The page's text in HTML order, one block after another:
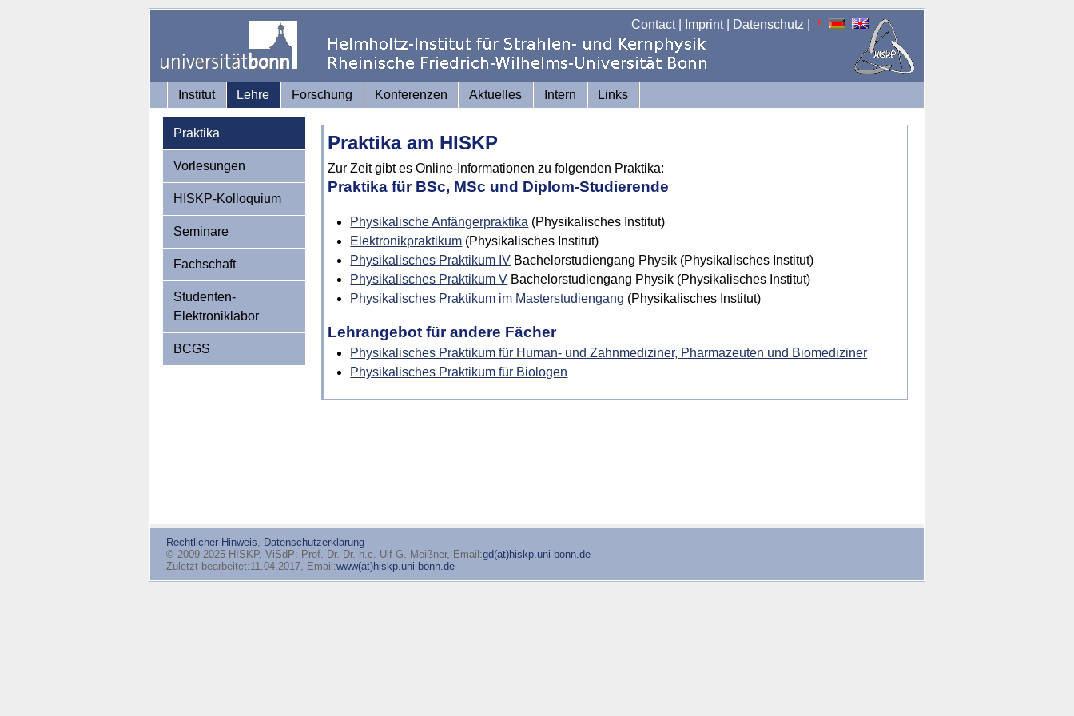
Contact| Imprint| Datenschutz
Institut Lehre Forschung Konferenzen Aktuelles Intern Links
Praktika
Vorlesungen
HISKP-Kolloquium
Seminare
Fachschaft
Studenten-
Elektroniklabor
BCGS
Praktika am HISKP
Zur Zeit gibt es Online-Informationen zu folgenden Praktika:
Praktika für BSc, MSc und Diplom-Studierende
Physikalische Anfängerpraktika (Physikalisches Institut)
Elektronikpraktikum (Physikalisches Institut)
Physikalisches Praktikum IV Bachelorstudiengang Physik (Physikalisches Institut)
Physikalisches Praktikum V Bachelorstudiengang Physik (Physikalisches Institut)
Physikalisches Praktikum im Masterstudiengang (Physikalisches Institut)
Lehrangebot für andere Fächer
Physikalisches Praktikum für Human- und Zahnmediziner, Pharmazeuten und Biomediziner
Physikalisches Praktikum für Biologen
Rechtlicher Hinweis, Datenschutzerklärung
© 2009-2025 HISKP, ViSdP: Prof. Dr. Dr. h.c. Ulf-G. Meißner, Email:gd(at)hiskp.uni-bonn.de
Zuletzt bearbeitet:11.04.2017, Email:www(at)hiskp.uni-bonn.de